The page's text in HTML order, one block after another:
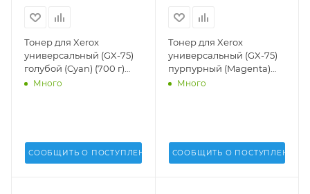
Тонер для Xerox
универсальный (GX-75)
голубой (Cyan) (700 г)
(GALA) -
Много
СООБЩИТЬ О ПОСТУПЛЕНИИ
Тонер для Xerox
универсальный (GX-75)
пурпурный (Magenta)
(700 г) (GALA) -
Много
СООБЩИТЬ О ПОСТУПЛЕНИИ